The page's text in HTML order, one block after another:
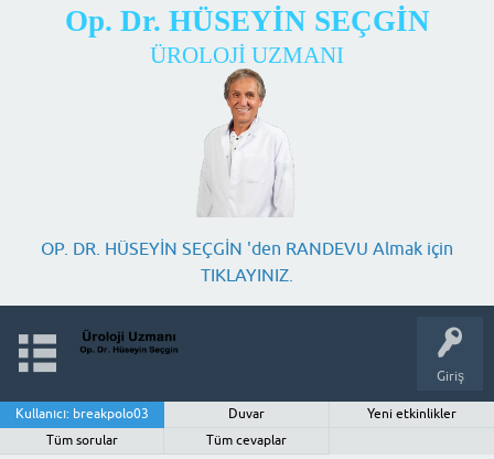
Op. Dr. HÜSEYİN SEÇGİN
ÜROLOJİ UZMANI
OP. DR. HÜSEYİN SEÇGİN 'den RANDEVU Almak için
TIKLAYINIZ.
Giriş
Kullanıcı: breakpolo03 Duvar
Yeni etkinlikler
Tüm sorular
Tüm cevaplar